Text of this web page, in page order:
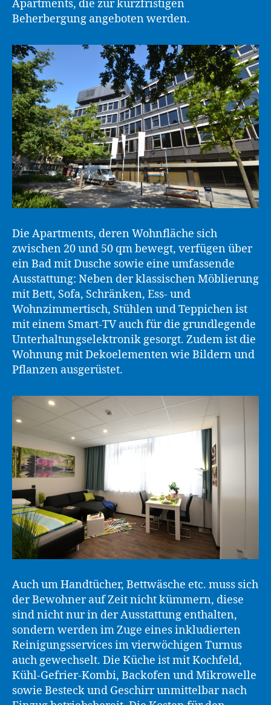
Apartments, die zur kurzfristigen
Beherbergung angeboten werden.
Die Apartments, deren Wohnfläche sich
zwischen 20 und 50 qm bewegt, verfügen über
ein Bad mit Dusche sowie eine umfassende
Ausstattung: Neben der klassischen Möblierung
mit Bett, Sofa, Schränken, Ess- und
Wohnzimmertisch, Stühlen und Teppichen ist
mit einem Smart-TV auch für die grundlegende
Unterhaltungselektronik gesorgt. Zudem ist die
Wohnung mit Dekoelementen wie Bildern und
Pflanzen ausgerüstet.
Auch um Handtücher, Bettwäsche etc. muss sich
der Bewohner auf Zeit nicht kümmern, diese
sind nicht nur in der Ausstattung enthalten,
sondern werden im Zuge eines inkludierten
Reinigungsservices im vierwöchigen Turnus
auch gewechselt. Die Küche ist mit Kochfeld,
Kühl-Gefrier-Kombi, Backofen und Mikrowelle
sowie Besteck und Geschirr unmittelbar nach